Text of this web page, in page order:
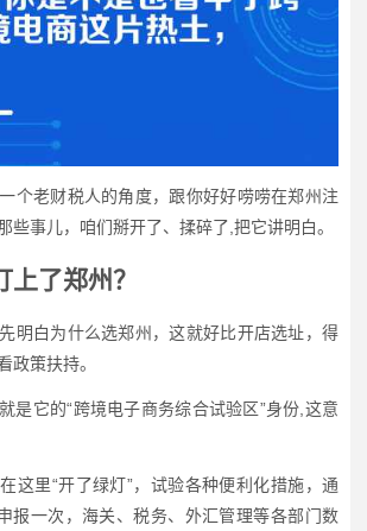
个老财税人的角度，跟你好好唠唠在郑州注
些事儿，咱们掰开了、揉碎了,把它讲明白。
了郑州？
明白为什么选郑州，这就好比开店选址，得
政策扶持。
是它的“跨境电子商务综合试验区”身份,这意
这里“开了绿灯”，试验各种便利化措施，通
报一次，海关、税务、外汇管理等各部门数